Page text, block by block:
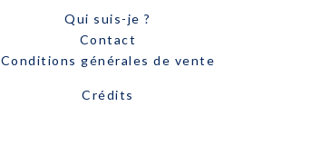
Qui suis-je ?
Contact
Conditions générales de vente
Crédits